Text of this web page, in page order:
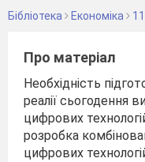
Бібліотека Економіка
Про матеріал
Необхідність
реалії сьогодення
цифрових
розробка
цифрових